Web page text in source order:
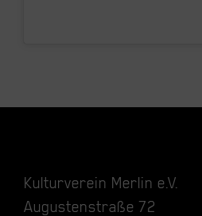
Kulturverein Merlin e.V.
Augustenstraße 72